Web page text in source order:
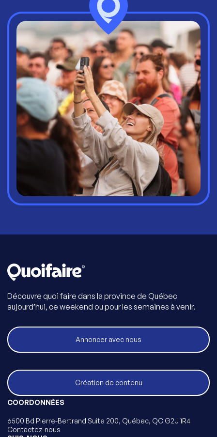
Découvre quoi faire dans la province de Québec
aujourd’hui, ce weekend ou pour les semaines à venir.
Annoncer avec nous
Création de contenu
COORDONNÉES
6500 Bd Pierre-Bertrand Suite 200, Québec, QC G2J 1R4
Contactez-nous